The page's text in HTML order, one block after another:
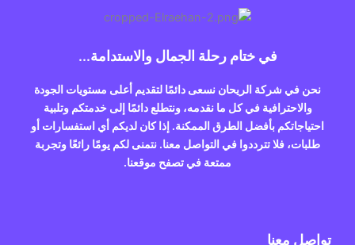
في ختام رحلة الجمال والاستدامة...
نحن في شركة الريحان نسعى دائمًا لتقديم أعلى مستويات الجودة
والاحترافية في كل ما نقدمه، ونتطلع دائمًا إلى خدمتكم وتلبية
احتياجاتكم بأفضل الطرق الممكنة. إذا كان لديكم أي استفسارات أو
طلبات، فلا تترددوا في التواصل معنا. نتمنى لكم يومًا رائعًا وتجربة
ممتعة في تصفح موقعنا.
تواصل معنا